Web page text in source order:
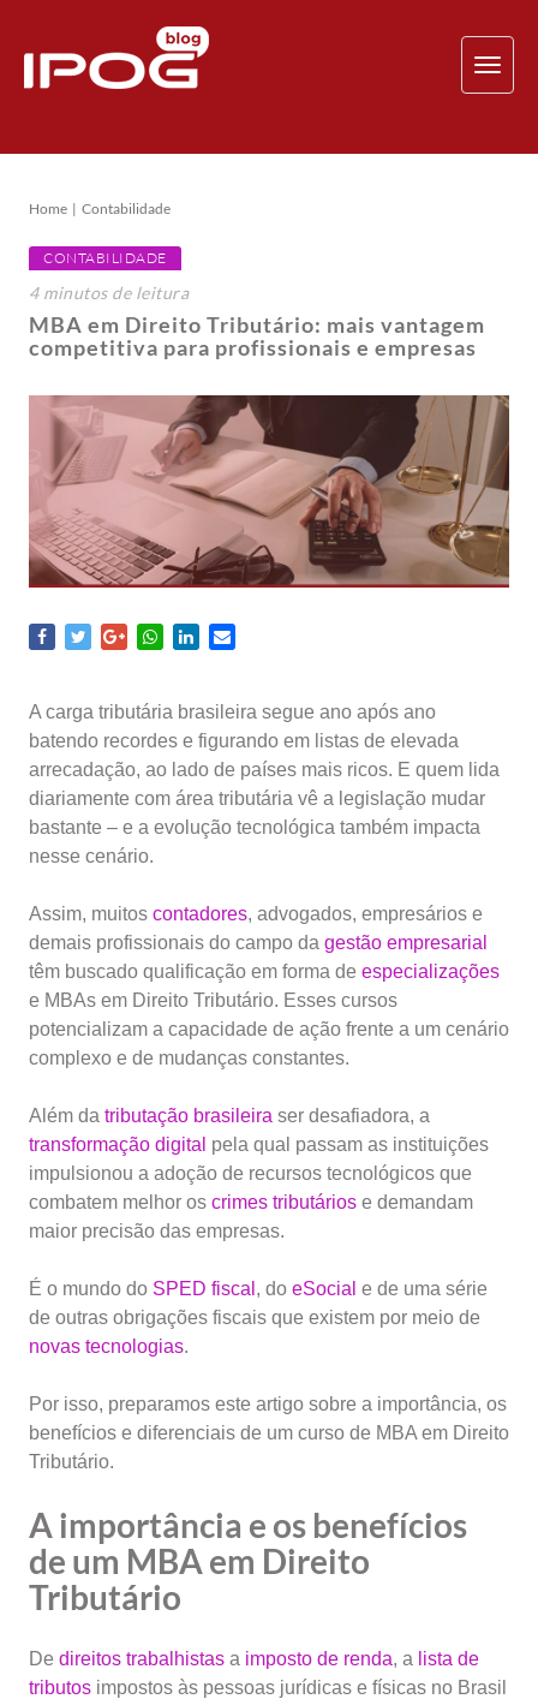
Home Contabilidade
CONTABILIDADE
4 minutosde leitura
MBA em Direito Tributário: mais vantagem
competitiva para profissionais e empresas
A carga tributária brasileira segue ano após ano
batendo recordes e figurando em listas de elevada
arrecadação, ao lado de países mais ricos. E quem lida
diariamente com área tributária vê a legislação mudar
bastante – e a evolução tecnológica também impacta
nesse cenário.
Assim, muitos contadores, advogados, empresários e
demais profissionais do campo da gestão empresarial
têm buscado qualificação em forma de especializações
e MBAs em Direito Tributário. Esses cursos
potencializam a capacidade de ação frente a um cenário
complexo e de mudanças constantes.
Além da tributação brasileira ser desafiadora, a
transformação digital pela qual passam as instituições
impulsionou a adoção de recursos tecnológicos que
combatem melhor os crimes tributários e demandam
maior precisão das empresas.
É o mundo do SPED fiscal , do eSocial e de uma série
de outras obrigações fiscais que existem por meio de
novas tecnologias.
Por isso, preparamos este artigo sobre a importância, os
benefícios e diferenciais de um curso de MBA em Direito
Tributário.
A importância e os benefícios
de um MBA em Direito
Tributário
De direitos trabalhistas a imposto de renda, a lista de
tributos impostos às pessoas jurídicas e físicas no Brasil